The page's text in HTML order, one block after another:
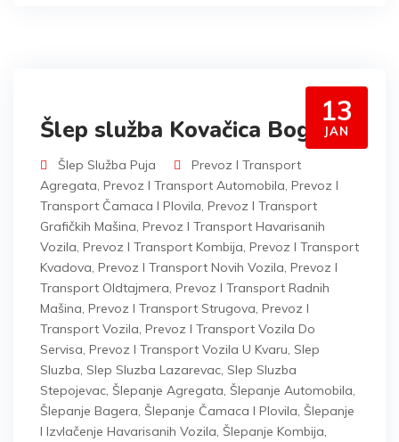
13
JAN
Šlep služba Kovačica Bogatić
Šlep Služba Puja
Prevoz I Transport
Agregata, Prevoz I Transport Automobila, Prevoz I
Transport Čamaca I Plovila, Prevoz I Transport
Grafičkih Mašina, Prevoz I Transport Havarisanih
Vozila, Prevoz I Transport Kombija, Prevoz I Transport
Kvadova, Prevoz I Transport Novih Vozila, Prevoz I
Transport Oldtajmera, Prevoz I Transport Radnih
Mašina, Prevoz I Transport Strugova, Prevoz I
Transport Vozila, Prevoz I Transport Vozila Do
Servisa, Prevoz I Transport Vozila U Kvaru, Slep
Sluzba, Slep Sluzba Lazarevac, Slep Sluzba
Stepojevac, Šlepanje Agregata, Šlepanje Automobila,
Šlepanje Bagera, Šlepanje Čamaca I Plovila, Šlepanje
I Izvlačenje Havarisanih Vozila, Šlepanje Kombija,